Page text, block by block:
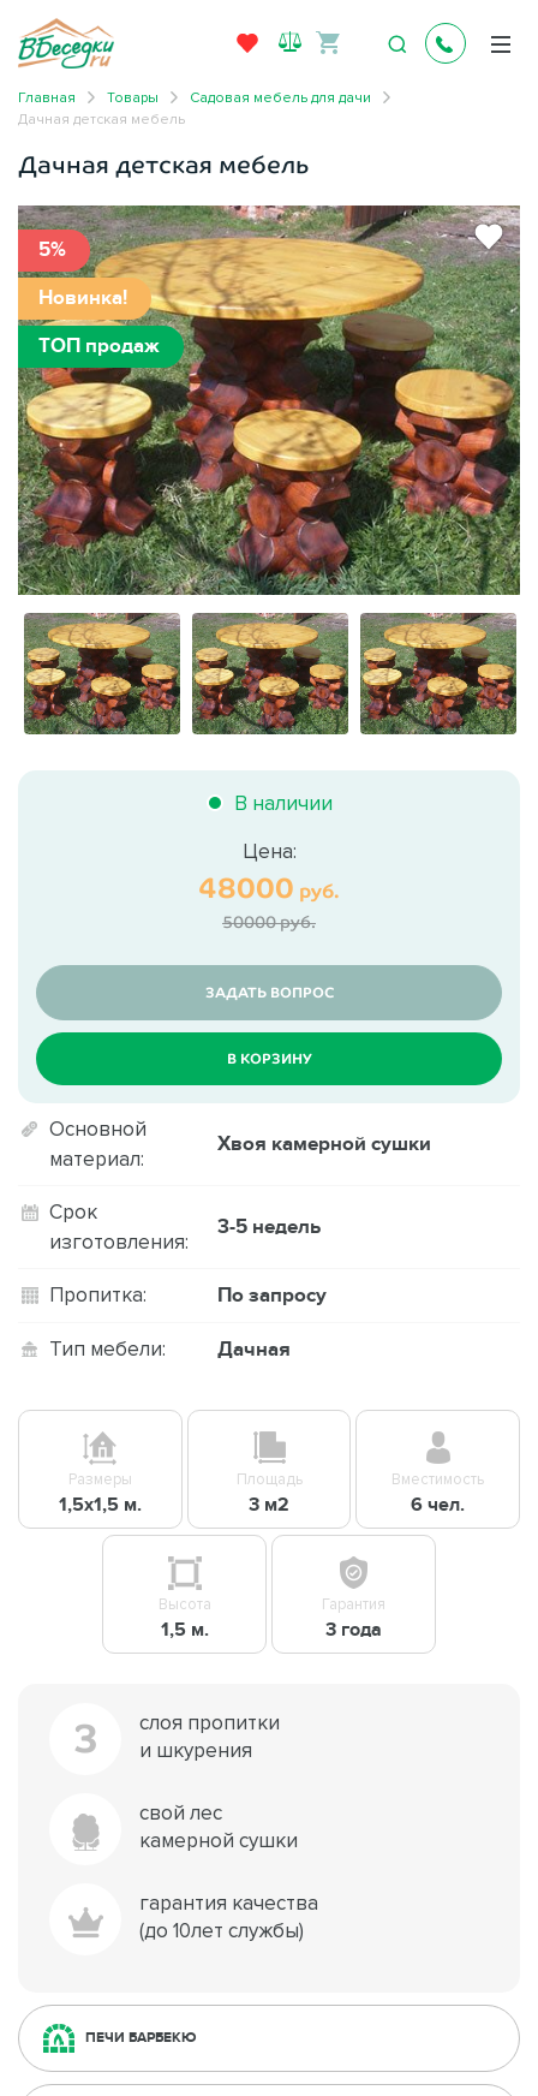
Главная Товары
Садовая мебель для дачи
Дачная детская мебель
Дачная детская мебель
5%
Новинка!
ТОП продаж
В наличии
Цена:
48000 руб.
50000 руб.
ЗАДАТЬ ВОПРОС
В КОРЗИНУ
Основной
материал:
Хвоя камерной сушки
Срок
изготовления:
3-5 недель
Пропитка: По запросу
Тип мебели: Дачная
Размеры
1,5х1,5 м.
Площадь
3 м2
Вместимость
6 чел.
Высота
1,5 м.
Гарантия
3 года
3
слоя пропитки
и шкурения
свой лес
камерной сушки
гарантия качества
(до 10лет службы)
ПЕЧИ БАРБЕКЮ